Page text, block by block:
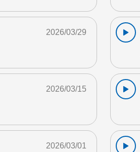
2026/03/29
2026/03/15
2026/03/01